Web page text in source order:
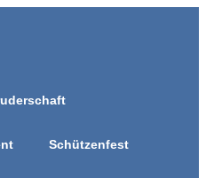
Schützenfest